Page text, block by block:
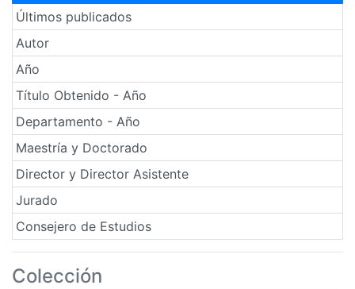
Últimos publicados
Autor
Año
Título Obtenido - Año
Departamento - Año
Maestría y Doctorado
Director y Director Asistente
Jurado
Consejero de Estudios
Colección